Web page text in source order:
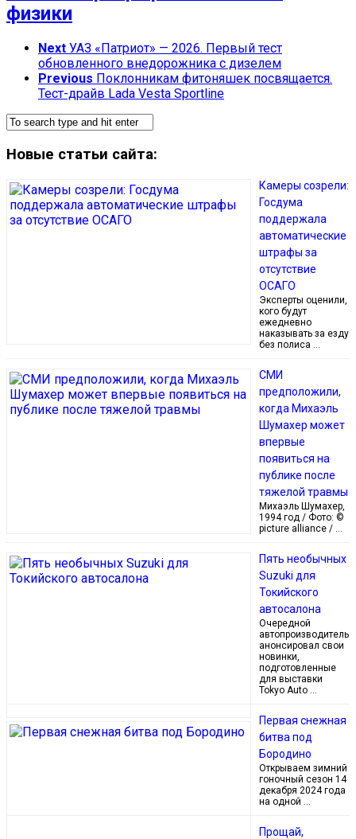
физики
Next УАЗ «Патриот» — 2026. Первый тест
обновленного внедорожника с дизелем
Previous Поклонникам фитоняшек посвящается.
Тест-драйв Lada Vesta Sportline
Новые статьи сайта:
Камеры созрели:
Госдума
поддержала
автоматические
штрафы за
отсутствие
ОСАГО
Эксперты оценили,
кого будут
ежедневно
наказывать за езду
без полиса …
СМИ
предположили,
когда Михаэль
Шумахер может
впервые
появиться на
публике после
тяжелой травмы
Михаэль Шумахер,
1994 год / Фото: ©
picture alliance / …
Пять необычных
Suzuki для
Токийского
автосалона
Очередной
автопроизводитель
анонсировал свои
новинки,
подготовленные
для выставки
Tokyo Auto …
Первая снежная
битва под
Бородино
Открываем зимний
гоночный сезон 14
декабря 2024 года
на одной …
Прощай,